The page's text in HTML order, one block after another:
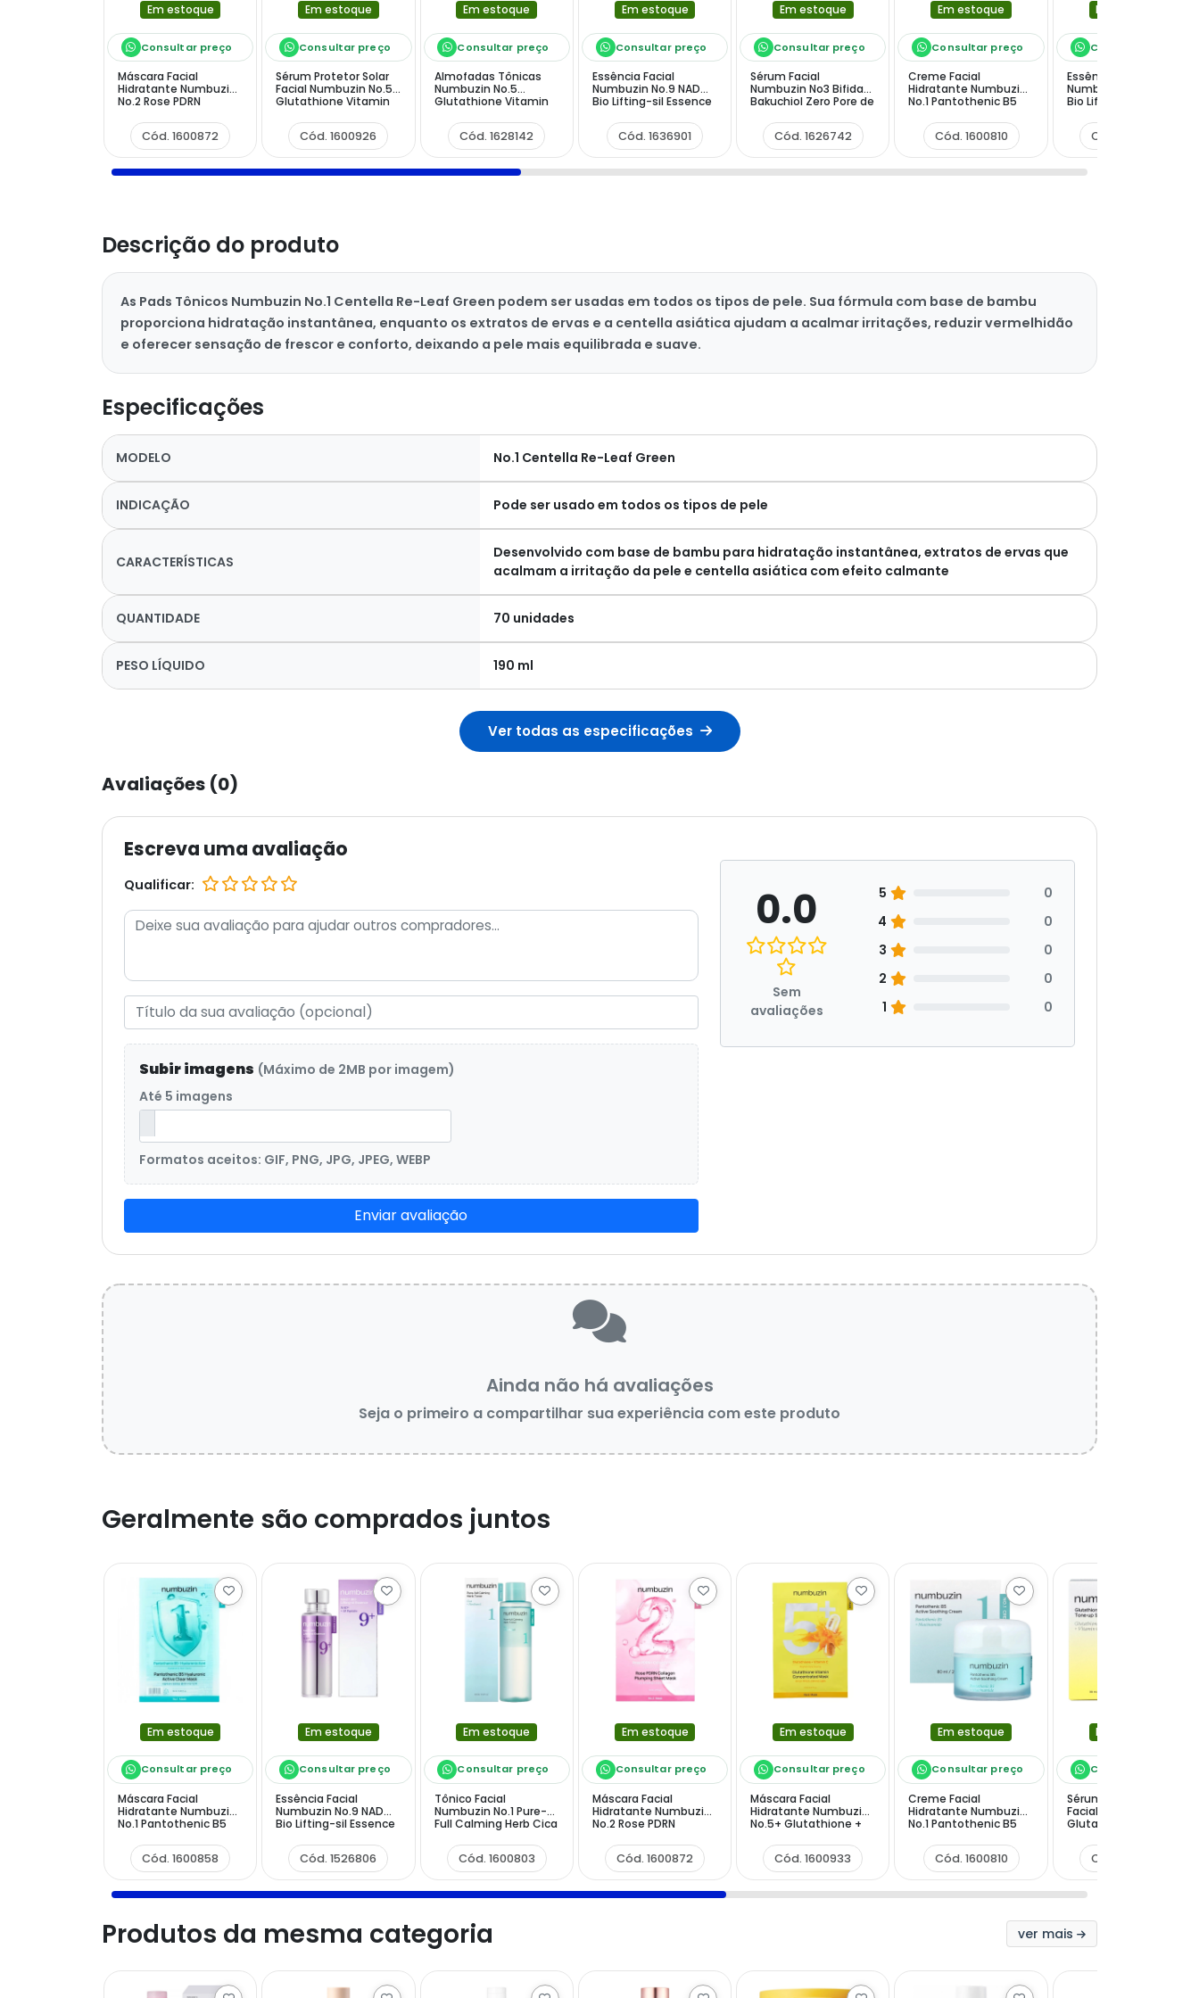
Em estoque
Consultar preço
Máscara Facial
Hidratante Numbuzin
No.2 Rose PDRN
Unidade
Cód. 1600872
Em estoque
Consultar preço
Sérum Protetor Solar
Facial Numbuzin No.5
Glutathione Vitamin
SPF50+ PA++++ de 30
ml
Cód. 1600926
Em estoque
Consultar preço
Almofadas Tônicas
Numbuzin No.5
Glutathione Vitamin
Unidades
Cód. 1628142
Em estoque
Consultar preço
Essência Facial
Numbuzin No.9 NAD
Bio Lifting-sil Essence
Cód. 1636901
Em estoque
Consultar preço
Sérum Facial
Numbuzin No3 Bifida
Bakuchiol Zero Pore de
Cód. 1626742
Em estoque
Consultar preço
Creme Facial
Hidratante Numbuzin
No.1 Pantothenic B5
Cód. 1600810
Em estoque
Consultar preço
Essência Facial
Numbuzin No.9 NAD
Bio Lifting-sil Essence
Cód. 1526806
Descrição do produto
As Pads Tônicos Numbuzin No.1 Centella Re-Leaf Green podem ser usadas em todos os tipos de pele. Sua fórmula com base de bambu
proporciona hidratação instantânea, enquanto os extratos de ervas e a centella asiática ajudam a acalmar irritações, reduzir vermelhidão
e oferecer sensação de frescor e conforto, deixando a pele mais equilibrada e suave.
Especificações
MODELO No.1 Centella Re-Leaf Green
INDICAÇÃO Pode ser usado em todos os tipos de pele
CARACTERÍSTICAS
Desenvolvido com base de bambu para hidratação instantânea, extratos de ervas que
acalmam a irritação da pele e centella asiática com efeito calmante
QUANTIDADE 70 unidades
PESO LÍQUIDO 190 ml
Ver todas as especificações
Avaliações (0)
Escreva uma avaliação
Qualificar:
Subir imagens (Máximo de 2MB por imagem)
Até 5 imagens
Formatos aceitos: GIF, PNG, JPG, JPEG, WEBP
Enviar avaliação
0.0
Sem
avaliações
5
0
4
0
3
0
2
0
1
0
Ainda não há avaliações
Seja o primeiro a compartilhar sua experiência com este produto
Geralmente são comprados juntos
Em estoque
Consultar preço
Máscara Facial
Hidratante Numbuzin
No.1 Pantothenic B5
Unidade
Cód. 1600858
Em estoque
Consultar preço
Essência Facial
Numbuzin No.9 NAD
Bio Lifting-sil Essence
Cód. 1526806
Em estoque
Consultar preço
Tônico Facial
Numbuzin No.1 Pure-
Full Calming Herb Cica
Cód. 1600803
Em estoque
Consultar preço
Máscara Facial
Hidratante Numbuzin
No.2 Rose PDRN
Unidade
Cód. 1600872
Em estoque
Consultar preço
Máscara Facial
Hidratante Numbuzin
No.5+ Glutathione +
Concentrated - 1
Unidade
Cód. 1600933
Em estoque
Consultar preço
Creme Facial
Hidratante Numbuzin
No.1 Pantothenic B5
Cód. 1600810
Em estoque
Consultar preço
Sérum Protetor Solar
Facial Numbuzin No.5
Glutathione Vitamin
SPF50+ PA++++ de 30
ml
Cód. 1600926
Produtos da mesma categoria ver mais